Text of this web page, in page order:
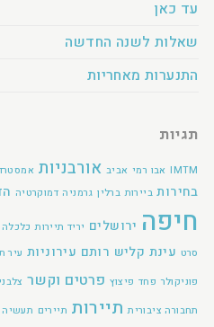
עד כאן
שאלות לשנה החדשה
התנערות מאחריות
תגיות
IMTM אבו רמי אביב אורבניות
בחירות ביירות ברלין גרמניה דמוקרטיה
חיפה ירושלים יריד תיירות כלכלה
סרט עינת קליש רותם עירוניות עיר
פוניקולר פחד פיצוץ פרטים וקשר
תחבורה ציבורית תיירות תיירים תעשיה